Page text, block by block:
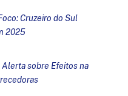
Cruzeiro do Sul
2025
Alerta sobre Efeitos na